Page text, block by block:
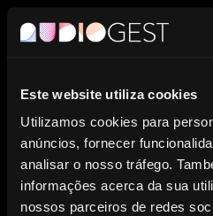
Este website utiliza cookies
Utilizamos cookies para
anúncios, fornecer
analisar o nosso tráfego.
informações acerca da sua
nossos parceiros de redes
Entidade de
Direitos dos
Fonográficos.